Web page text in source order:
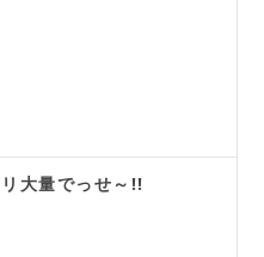
大量でっせ～!!